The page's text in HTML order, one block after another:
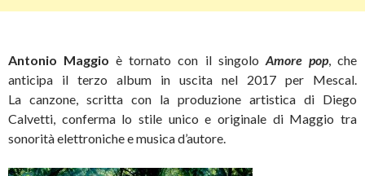
Antonio Maggioè tornato con il singolo Amore pop, che
anticipa il terzo album in uscita nel 2017 per Mescal.
La canzone, scritta con la produzione artistica di Diego
Calvetti, conferma lo stile unico e originale di Maggio tra
sonorità elettroniche e musica d’autore.